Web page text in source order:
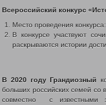
Противопаводковые учения
Гимн КУЗБАССА Газманов Олег
Контакты
Всероссийский конкурс
Место проведения конкурса:
В конкурсе участвуют
раскрываются истории
В 2020 году Грандиозный
больших российских семей со
совместно с известными